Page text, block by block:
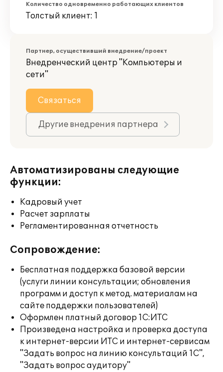
Количество одновременно работающих клиентов
Толстый клиент: 1
Партнер, осуществивший внедрение/проект
Внедренческий центр "Компьютеры и
сети"
Связаться
Другие внедрения партнера
Автоматизированы следующие
функции:
Кадровый учет
Расчет зарплаты
Регламентированная отчетность
Сопровождение:
Бесплатная поддержка базовой версии
(услуги линии консультации; обновления
программ и доступ к метод. материалам на
сайте поддержки пользователей)
Оформлен платный договор 1С:ИТС
Произведена настройка и проверка доступа
к интернет-версии ИТС и интернет-сервисам
"Задать вопрос на линию консультаций 1С",
"Задать вопрос аудитору"